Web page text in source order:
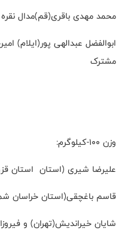
محمد مهدی باقری(قم)مدال نقره
ابوالفضل عبدالهی پور(ایلام)
مشترک
وزن ۱۰۰-کیلوگرم:
علیرضا شیری (استان استان
قاسم باغچقی(استان خراسان
شایان خیراندیش(تهران) و